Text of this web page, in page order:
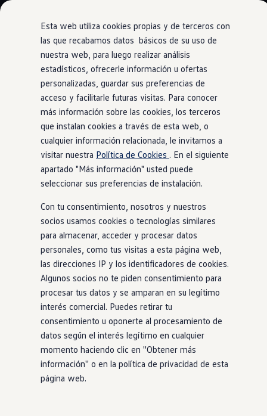
Esta web utiliza cookies propias y de terceros con
las que recabamos datos básicos de su uso de
nuestra web, para luego realizar análisis
estadísticos, ofrecerle información u ofertas
personalizadas, guardar sus preferencias de
acceso y facilitarle futuras visitas. Para conocer
más información sobre las cookies, los terceros
que instalan cookies a través de esta web, o
cualquier información relacionada, le invitamos a
visitar nuestra Política de Cookies . En el siguiente
apartado "Más información" usted puede
seleccionar sus preferencias de instalación.
Con tu consentimiento, nosotros y nuestros
socios usamos cookies o tecnologías similares
para almacenar, acceder y procesar datos
personales, como tus visitas a esta página web,
las direcciones IP y los identificadores de cookies.
Algunos socios no te piden consentimiento para
procesar tus datos y se amparan en su legítimo
interés comercial. Puedes retirar tu
consentimiento u oponerte al procesamiento de
datos según el interés legítimo en cualquier
momento haciendo clic en ''Obtener más
información'' o en la política de privacidad de esta
página web.
Ir
directamente
al contenido
Ir
directamente
al pie de
página
Nuevo ID. Polo: El eléctrico para todos
Nuevo ID. Cross 100% eléctrico
Modelos 7 plazas
Descubre el nuevo Golf GTI 50 Aniversario
Gama Deportiva
Gama SUV de Volkswagen
Ofertas y promociones
Precios Especiales
Renueva tu Volkswagen
Trae un amigo a Volkswagen Canarias
Financiación Volkswagen
Volkswagen Flex & Serenity
Renting
Vehículos de ocasión
Concursos Volkswagen
Clientes
Buscador de Concesionarios
Atención al cliente
Accesorios
Guía de mantenimiento
Información Útil
Viajar en coche
WLTP
Aceite y líquidos
EA189
Etiquetado de neumáticos UE - Volkswagen
Reciclaje Volkswagen Canarias
Servicios de mantenimiento
Garantía Volkswagen
Homologaciones y certificados de conformidad
Información sobre el apagón de redes 2G-3G
Recambios
Recambios reconstruidos
Espacioso
Espacio paragrandes planes